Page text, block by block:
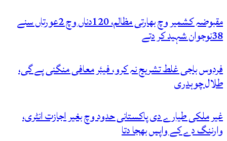
مقبوضہ کشمیر وچ بھارتی مظالم، 120دناں وچ 2عورتاں سنے
38نوجوان شہید کر دتے
فردوس باجی غلط تشریح نہ کرو، فیئر معافی منگنی پے گی،
طلال چوہدری
غیر ملکی طیارے دی پاکستانی حدود وچ بغیر اجازت انٹری،
وارننگ دے کے واپس بھجا دتا